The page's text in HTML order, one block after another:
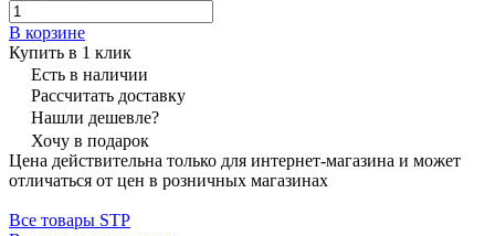
В корзине
Купить в 1 клик
Есть в наличии
Рассчитать доставку
Нашли дешевле?
Хочу в подарок
Цена действительна только для интернет-магазина и может
отличаться от цен в розничных магазинах
Все товары STP